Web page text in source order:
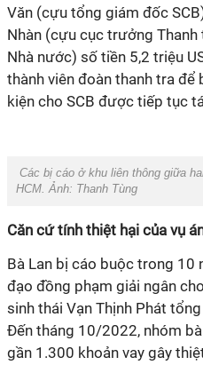
Văn (cựu tổng giám đốc
Nhàn (cựu cục trưởng
Nhà nước) số tiền 5,2 triệu
thành viên đoàn thanh tra
kiện cho SCB được tiếp tục
Các bị cáo ở khu liên thông giữa
HCM. Ảnh: Thanh Tùng
Căn cứ tính thiệt hại của vụ
Bà Lan bị cáo buộc trong 10
đạo đồng phạm giải ngân
sinh thái Vạn Thịnh Phát
Đến tháng 10/2022, nhóm
gần 1.300 khoản vay gây